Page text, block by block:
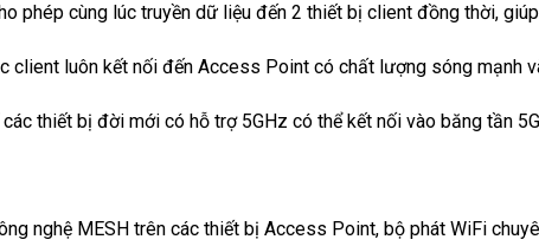
phép cùng lúc truyền dữ liệu đến 2 thiết bị client đồng thời,
client luôn kết nối đến Access Point có chất lượng sóng mạnh
thiết bị đời mới có hỗ trợ 5GHz có thể kết nối vào băng tần
nghệ MESH trên các thiết bị Access Point, bộ phát WiFi